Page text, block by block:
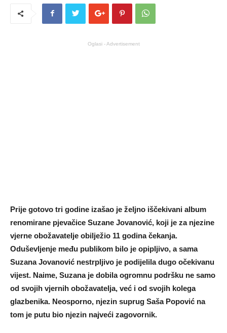
Oglasi - Advertisement
Prije gotovo tri godine izašao je željno iščekivani album
renomirane pjevačice Suzane Jovanović, koji je za njezine
vjerne obožavatelje obilježio 11 godina čekanja.
Oduševljenje među publikom bilo je opipljivo, a sama
Suzana Jovanović nestrpljivo je podijelila dugo očekivanu
vijest. Naime, Suzana je dobila ogromnu podršku ne samo
od svojih vjernih obožavatelja, već i od svojih kolega
glazbenika. Neosporno, njezin suprug Saša Popović na
tom je putu bio njezin najveći zagovornik.